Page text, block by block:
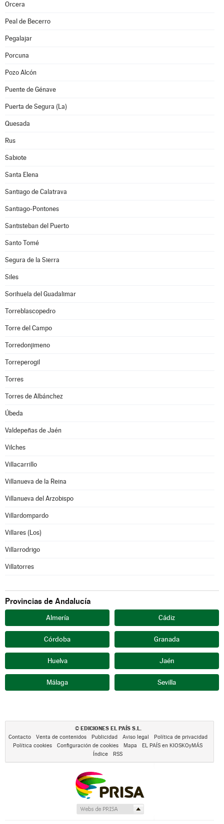
Orcera
Peal de Becerro
Pegalajar
Porcuna
Pozo Alcón
Puente de Génave
Puerta de Segura (La)
Quesada
Rus
Sabiote
Santa Elena
Santiago de Calatrava
Santiago-Pontones
Santisteban del Puerto
Santo Tomé
Segura de la Sierra
Siles
Sorihuela del Guadalimar
Torreblascopedro
Torre del Campo
Torredonjimeno
Torreperogil
Torres
Torres de Albánchez
Úbeda
Valdepeñas de Jaén
Vilches
Villacarrillo
Villanueva de la Reina
Villanueva del Arzobispo
Villardompardo
Villares (Los)
Villarrodrigo
Villatorres
Provincias de Andalucía
Almería Cádiz
Córdoba Granada
Huelva Jaén
Málaga Sevilla
© EDICIONES EL PAÍS S.L.
Contacto Venta de contenidos Publicidad Aviso legal
Política de privacidad
Política cookies
Configuración de cookies Mapa
EL PAÍS en KIOSKOyMÁS
Índice
RSS